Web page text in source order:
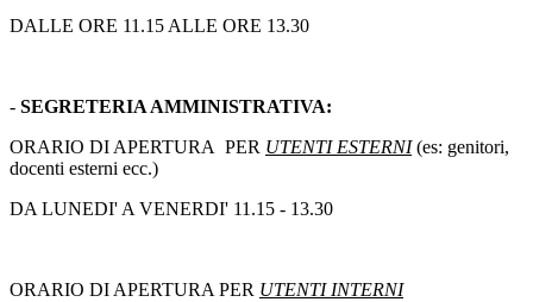
DALLE ORE 11.15 ALLE ORE 13.30
- SEGRETERIA AMMINISTRATIVA:
ORARIO DI APERTURA PER UTENTI ESTERNI(es: genitori,
docenti esterni ecc.)
DA LUNEDI' A VENERDI' 11.15 - 13.30
ORARIO DI APERTURA PER UTENTI INTERNI